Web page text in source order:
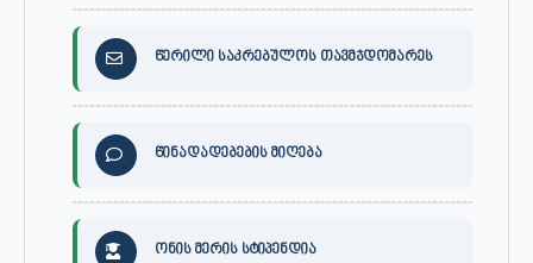
წერილი საკრებულოს თავმჯდომარეს
წინადადებების მიღება
ონის მერის სტიპენდია